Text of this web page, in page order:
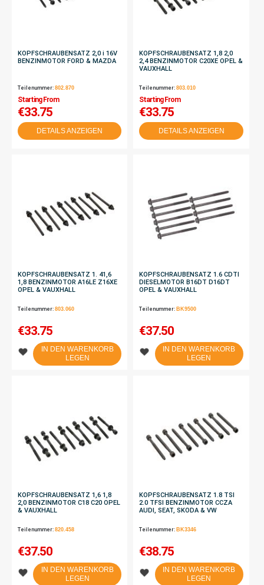
KOPFSCHRAUBENSATZ 2,0 i 16V
BENZINMOTOR FORD & MAZDA
Teilenummer: 802.870
Starting From
€33.75
DETAILS ANZEIGEN
KOPFSCHRAUBENSATZ 1,8 2,0
2,4 BENZINMOTOR C20XE OPEL &
VAUXHALL
Teilenummer:803.010
Starting From
€33.75
DETAILS ANZEIGEN
KOPFSCHRAUBENSATZ 1. 41,6
1,8 BENZINMOTOR A16LE Z16XE
OPEL & VAUXHALL
Teilenummer: 803.060
€33.75
IN DEN WARENKORB
LEGEN
KOPFSCHRAUBENSATZ 1.6 CDTI
DIESELMOTOR B16DT D16DT
OPEL & VAUXHALL
Teilenummer: BK9500
€37.50
IN DEN WARENKORB
LEGEN
KOPFSCHRAUBENSATZ 1,6 1,8
2,0 BENZINMOTOR C18 C20 OPEL
& VAUXHALL
Teilenummer: 820.458
€37.50
IN DEN WARENKORB
LEGEN
KOPFSCHRAUBENSATZ 1.8 TSI
2.0 TFSI BENZINMOTOR CCZA
AUDI, SEAT, SKODA & VW
Teilenummer: BK3346
€38.75
IN DEN WARENKORB
LEGEN